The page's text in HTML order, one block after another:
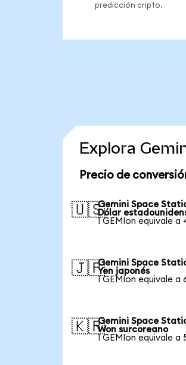
predicción cripto.
Explora
Precio de
🇺🇸Gemini Space
Dólar
1 GEMIon equivale a
🇯🇵Gemini Space
Yen japonés
1 GEMIon equivale a
🇰🇷Gemini Space
Won surcoreano
1 GEMIon equivale